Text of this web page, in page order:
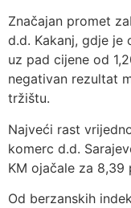
Značajan promet
d.d. Kakanj, gdje je
uz pad cijene od
negativan rezultat
tržištu.
Najveći rast
komerc d.d.
KM ojačale za 8,39
Od berzanskih